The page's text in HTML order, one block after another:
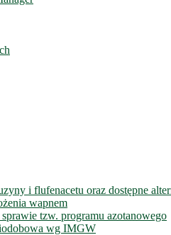
i flufenacetu oraz dostępne
wapnem
tzw. programu azotanowego
wg IMGW